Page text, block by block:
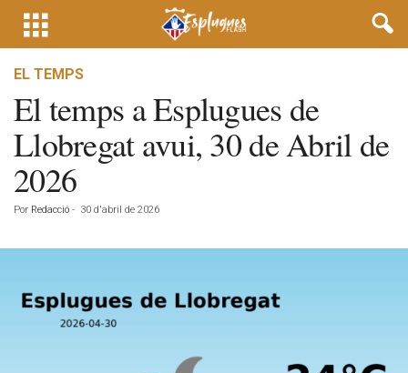
EL TEMPS
El temps a Esplugues de
Llobregat avui, 30 de Abril de
2026
Por Redacció - 30 d'abril de 2026